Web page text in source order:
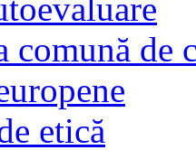
comună de
etică